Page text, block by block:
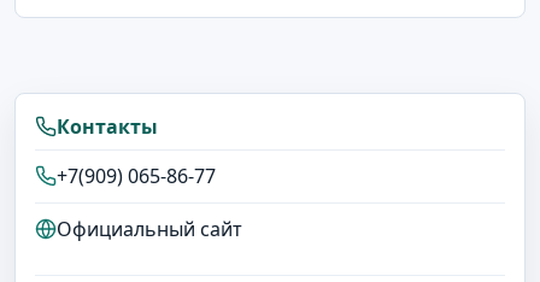
Контакты
+7(909) 065-86-77
Официальный сайт